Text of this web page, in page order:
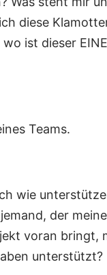
diese
wo ist dieser
Teams.
wie
der
voran bringt,
unterstützt?